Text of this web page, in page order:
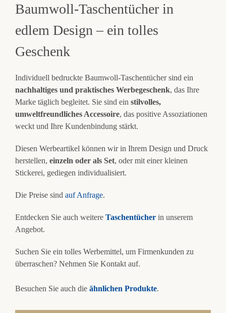
Baumwoll-Taschentücher in
edlem Design – ein tolles
Geschenk
Individuell bedruckte Baumwoll-Taschentücher sind ein
nachhaltiges und praktisches Werbegeschenk, das Ihre
Marke täglich begleitet. Sie sind ein stilvolles,
umweltfreundliches Accessoire, das positive Assoziationen
weckt und Ihre Kundenbindung stärkt.
Diesen Werbeartikel können wir in Ihrem Design und Druck
herstellen, einzeln oder als Set, oder mit einer kleinen
Stickerei, gediegen individualisiert.
Die Preise sind auf Anfrage.
Entdecken Sie auch weitere Taschentücherin unserem
Angebot.
Suchen Sie ein tolles Werbemittel, um Firmenkunden zu
überraschen? Nehmen Sie Kontakt auf.
Besuchen Sie auch die ähnlichen Produkte.